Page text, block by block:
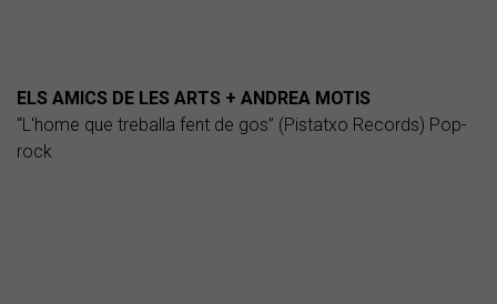
ELS AMICS DE LES ARTS + ANDREA MOTIS
“L'home que treballa fent de gos” (Pistatxo Records) Pop-
rock